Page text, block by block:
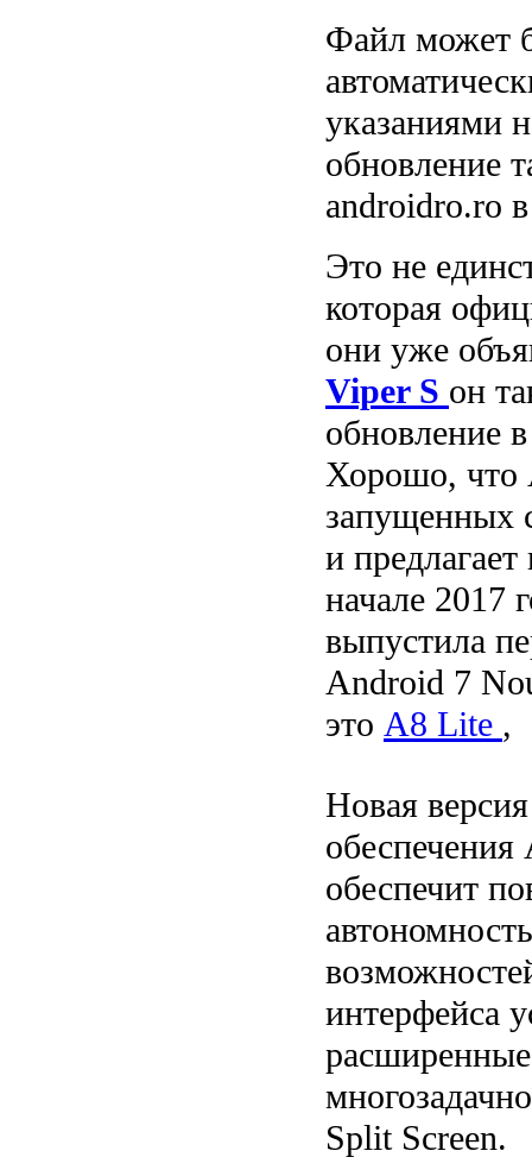
Файл может
указаниями
обновление
androidro.ro
Это не
которая
они уже
Viper S он
обновление
Хорошо, что
запущенных
и
начале 2017
выпустила
Android 7
это A8 Lite ,
Новая
обеспечит
интерфейса
Split Screen.